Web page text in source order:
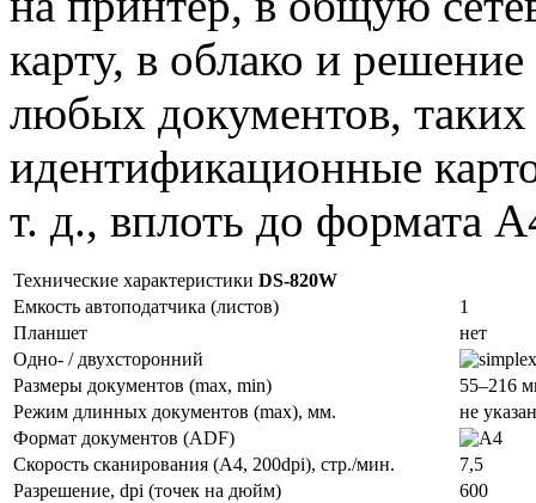
карту, в облако и
любых документов, таких
идентификационные
т. д., вплоть до формата
Технические характеристики DS-820W
Емкость автоподатчика (листов)
1
Планшет
нет
Одно- / двухсторонний
Размеры документов (max, min)
55–216
Режим длинных документов (max), мм.
не
Формат документов (ADF)
Скорость сканирования (А4, 200dpi), стр./мин.
7,5
Разрешение, dpi (точек на дюйм)
600